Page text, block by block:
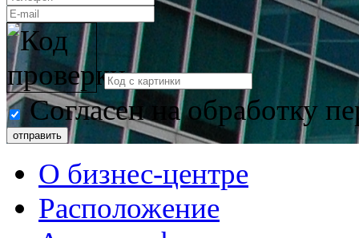
Согласен на обработку
отправить
О бизнес-центре
Расположение